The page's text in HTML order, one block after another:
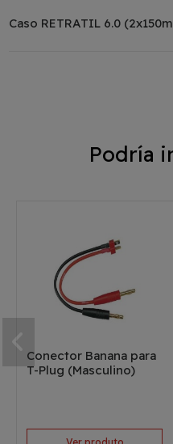
Caso RETRATIL 6.0
Podría
Conector Banana para
T-Plug (Masculino)